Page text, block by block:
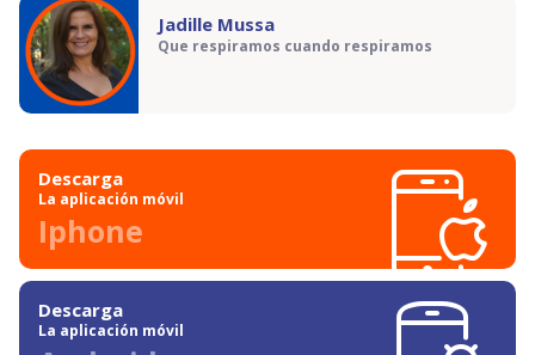
Jadille Mussa
Que respiramos cuando respiramos
Descarga
La aplicación móvil
Iphone
Descarga
La aplicación móvil